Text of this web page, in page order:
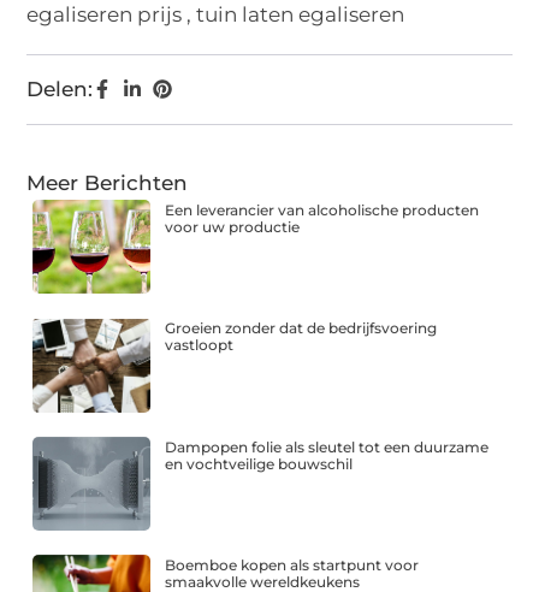
egaliseren prijs ,tuin laten egaliseren
Delen:
Meer Berichten
Een leverancier van alcoholische producten
voor uw productie
Groeien zonder dat de bedrijfsvoering
vastloopt
Dampopen folie als sleutel tot een duurzame
en vochtveilige bouwschil
Boemboe kopen als startpunt voor
smaakvolle wereldkeukens